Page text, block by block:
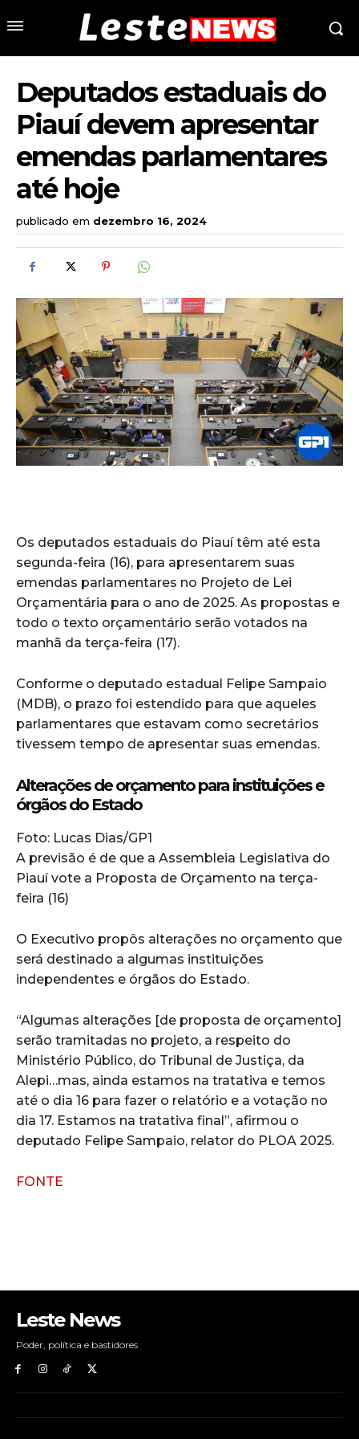
Deputados estaduais do
Piauí devem apresentar
emendas parlamentares
até hoje
publicado em dezembro 16, 2024
Os deputados estaduais do Piauí têm até esta
segunda-feira (16), para apresentarem suas
emendas parlamentares no Projeto de Lei
Orçamentária para o ano de 2025. As propostas e
todo o texto orçamentário serão votados na
manhã da terça-feira (17).
Conforme o deputado estadual Felipe Sampaio
(MDB), o prazo foi estendido para que aqueles
parlamentares que estavam como secretários
tivessem tempo de apresentar suas emendas.
Alterações de orçamento para instituições e
órgãos do Estado
Foto: Lucas Dias/GP1
A previsão é de que a Assembleia Legislativa do
Piauí vote a Proposta de Orçamento na terça-
feira (16)
O Executivo propôs alterações no orçamento que
será destinado a algumas instituições
independentes e órgãos do Estado.
“Algumas alterações [de proposta de orçamento]
serão tramitadas no projeto, a respeito do
Ministério Público, do Tribunal de Justiça, da
Alepi…mas, ainda estamos na tratativa e temos
até o dia 16 para fazer o relatório e a votação no
dia 17. Estamos na tratativa final”, afirmou o
deputado Felipe Sampaio, relator do PLOA 2025.
FONTE
Leste News
Poder, política e bastidores